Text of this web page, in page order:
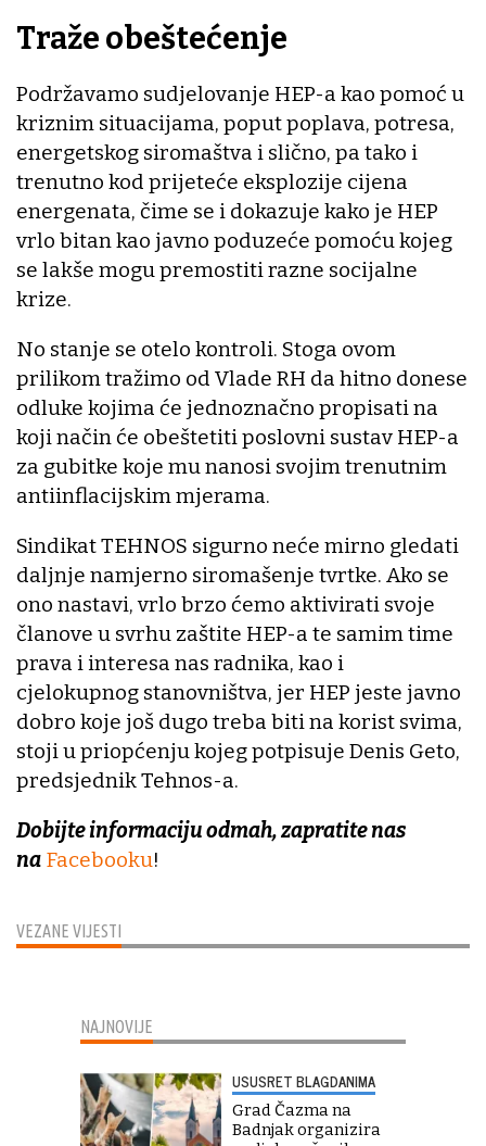
VEZANE VIJESTI
Traže obeštećenje
Podržavamo sudjelovanje HEP-a kao pomoć u
kriznim situacijama, poput poplava, potresa,
energetskog siromaštva i slično, pa tako i
trenutno kod prijeteće eksplozije cijena
energenata, čime se i dokazuje kako je HEP
vrlo bitan kao javno poduzeće pomoću kojeg
se lakše mogu premostiti razne socijalne
krize.
No stanje se otelo kontroli. Stoga ovom
prilikom tražimo od Vlade RH da hitno donese
odluke kojima će jednoznačno propisati na
koji način će obeštetiti poslovni sustav HEP-a
za gubitke koje mu nanosi svojim trenutnim
antiinflacijskim mjerama.
Sindikat TEHNOS sigurno neće mirno gledati
daljnje namjerno siromašenje tvrtke. Ako se
ono nastavi, vrlo brzo ćemo aktivirati svoje
članove u svrhu zaštite HEP-a te samim time
prava i interesa nas radnika, kao i
cjelokupnog stanovništva, jer HEP jeste javno
dobro koje još dugo treba biti na korist svima,
stoji u priopćenju kojeg potpisuje Denis Geto,
predsjednik Tehnos-a.
Dobijte informaciju odmah, zapratite nas
na Facebooku!
NAJNOVIJE
USUSRET BLAGDANIMA
Grad Čazma na
Badnjak organizira